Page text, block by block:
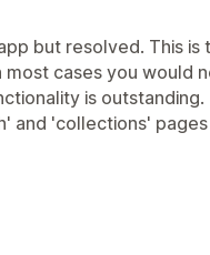
but resolved. This is
cases you would
is outstanding.
and 'collections'